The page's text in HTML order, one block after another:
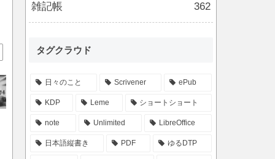
雑記帳 362
タグクラウド
日々のこと Scrivener ePub
KDP Leme ショートショート
note Unlimited LibreOffice
日本語縦書き PDF ゆるDTP